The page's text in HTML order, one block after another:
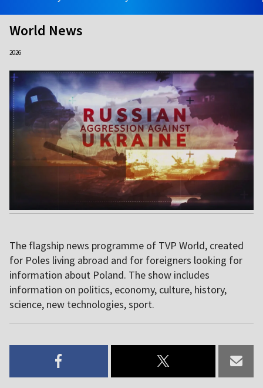
World News
2026
The flagship news programme of TVP World, created
for Poles living abroad and for foreigners looking for
information about Poland. The show includes
information on politics, economy, culture, history,
science, new technologies, sport.